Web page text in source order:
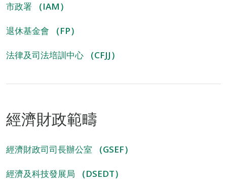
市政署 （IAM）
退休基金會 （FP）
法律及司法培訓中心 （CFJJ）
經濟財政範疇
經濟財政司司長辦公室 （GSEF）
經濟及科技發展局 （DSEDT）